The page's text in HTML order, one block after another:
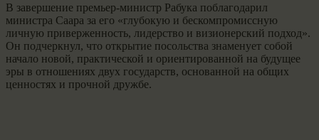
В завершение премьер-министр Рабука поблагодарил
министра Саара за его «глубокую и бескомпромиссную
личную приверженность, лидерство и визионерский подход».
Он подчеркнул, что открытие посольства знаменует собой
начало новой, практической и ориентированной на будущее
эры в отношениях двух государств, основанной на общих
ценностях и прочной дружбе.